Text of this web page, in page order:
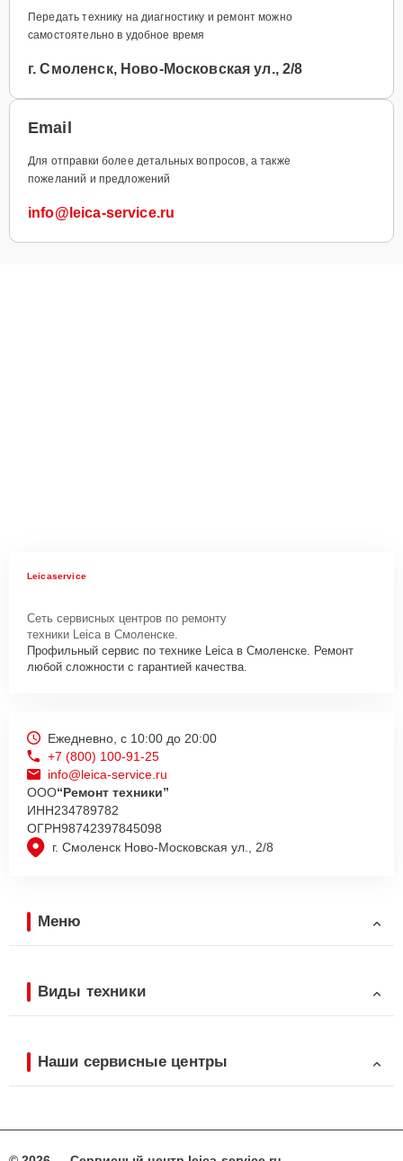
Передать технику на диагностику и ремонт можно
самостоятельно в удобное время
г. Смоленск, Ново-Московская ул., 2/8
Email
Для отправки более детальных вопросов, а также
пожеланий и предложений
info@leica-service.ru
Leicaservice
Сеть сервисных центров по ремонту
техники Leica в Смоленске.
Профильный сервис по технике Leica в Смоленске. Ремонт
любой сложности с гарантией качества.
г. Смоленск Ново-Московская ул., 2/8
Ежедневно, с 10:00 до 20:00
+7 (800) 100-91-25
info@leica-service.ru
ООО“Ремонт техники”
ИНН234789782
ОГРН98742397845098
Меню
Виды техники
Наши сервисные центры